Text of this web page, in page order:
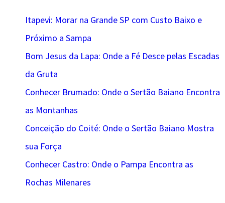
Itapevi: Morar na Grande SP com Custo Baixo e
Próximo a Sampa
Bom Jesus da Lapa: Onde a Fé Desce pelas Escadas
da Gruta
Conhecer Brumado: Onde o Sertão Baiano Encontra
as Montanhas
Conceição do Coité: Onde o Sertão Baiano Mostra
sua Força
Conhecer Castro: Onde o Pampa Encontra as
Rochas Milenares